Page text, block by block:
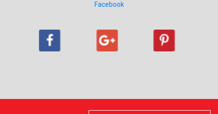
Facebook